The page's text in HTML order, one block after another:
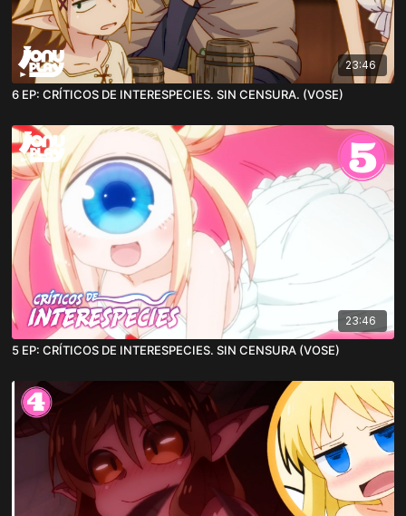
23:46
6 EP: CRÍTICOS DE INTERESPECIES. SIN CENSURA. (VOSE)
23:46
5 EP: CRÍTICOS DE INTERESPECIES. SIN CENSURA (VOSE)